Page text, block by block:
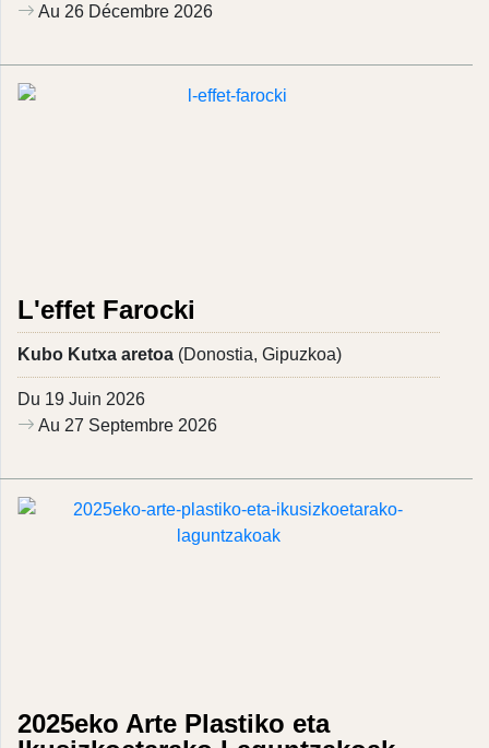
Au 26 Décembre 2026
L'effet Farocki
Kubo Kutxa aretoa (Donostia, Gipuzkoa)
Du 19 Juin 2026
Au 27 Septembre 2026
2025eko Arte Plastiko eta